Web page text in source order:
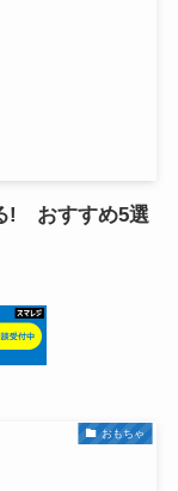
! おすすめ5選
おもちゃ